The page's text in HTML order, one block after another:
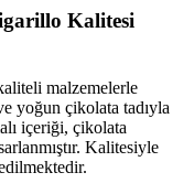
Kalitesi
malzemelerle
yoğun çikolata tadıyla
içeriği, çikolata
Kalitesiyle